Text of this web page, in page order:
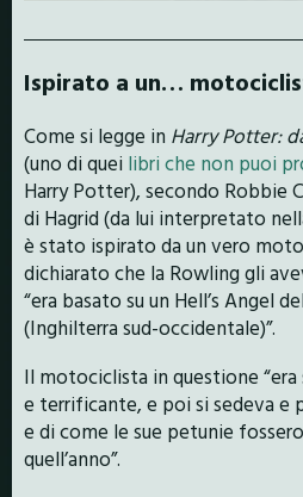
Ispirato a un…
Come si legge in Harry Potter:
(uno di quei libri che non puoi
Harry Potter), secondo Robbie
di Hagrid (da lui interpretato
è stato ispirato da un vero
dichiarato che la Rowling gli
“era basato su un Hell’s Angel
(Inghilterra sud-occidentale)”.
Il motociclista in questione
e terrificante, e poi si sedeva e
e di come le sue petunie
quell’anno”.